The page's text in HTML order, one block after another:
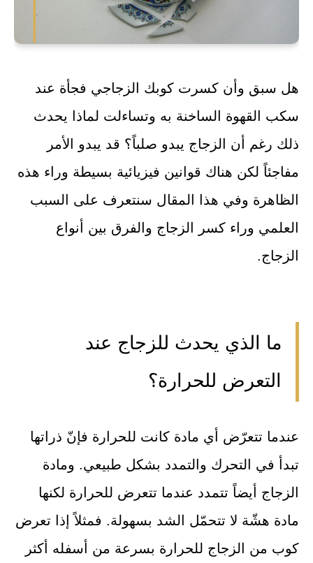
هل سبق وأن كسرت كوبك الزجاجي فجأة عند
سكب القهوة الساخنة به وتساءلت لماذا يحدث
ذلك رغم أن الزجاج يبدو صلباً؟ قد يبدو الأمر
مفاجئاً لكن هناك قوانين فيزيائية بسيطة وراء هذه
الظاهرة وفي هذا المقال سنتعرف على السبب
العلمي وراء كسر الزجاج والفرق بين أنواع
الزجاج.
ما الذي يحدث للزجاج عند
التعرض للحرارة؟
عندما تتعرّض أي مادة كانت للحرارة فإنّ ذراتها
تبدأ في التحرك والتمدد بشكل طبيعي. ومادة
الزجاج أيضاً تتمدد عندما تتعرض للحرارة لكنها
مادة هشّة لا تتحمّل الشد بسهولة. فمثلاً إذا تعرض
كوب من الزجاج للحرارة بسرعة من أسفله أكثر